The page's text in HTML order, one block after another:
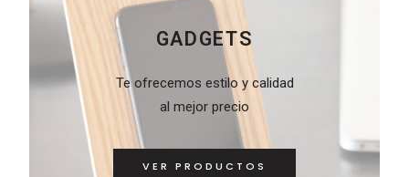
GADGETS
Te ofrecemos estilo y calidad
al mejor precio
VER PRODUCTOS